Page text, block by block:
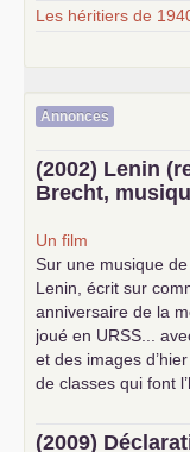
Les héritiers de
Annonces
(2002) Lenin
Brecht,
Un film
Sur une musique
Lenin, écrit sur
anniversaire de la
joué en URSS ...
et des images
de classes qui font
(2009)